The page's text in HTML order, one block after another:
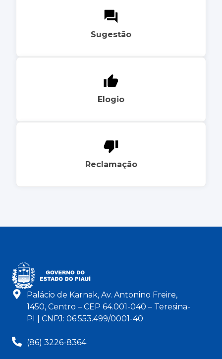
Sugestão
Elogio
Reclamação
Palácio de Karnak, Av. Antonino Freire,
1450, Centro – CEP 64.001-040 – Teresina-
PI | CNPJ: 06.553.499/0001-40
(86) 3226-8364